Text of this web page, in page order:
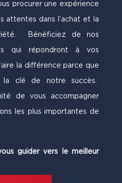
procurer une expérience
attentes dans l’achat et la
Bénéficiez de nos
qui répondront à vos
la différence parce que
la clé de notre succès.
de vous accompagner
les plus importantes de
guider vers le meilleur